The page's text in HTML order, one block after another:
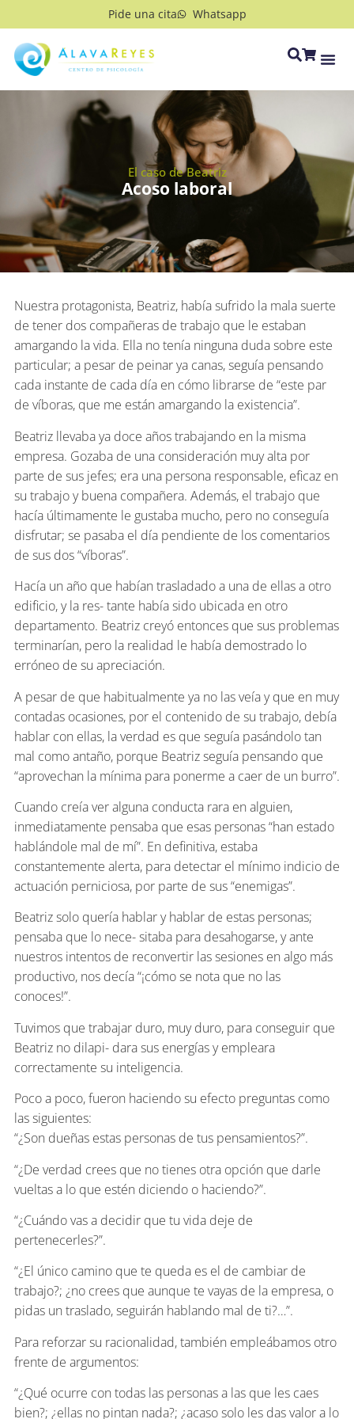
Pide una cita Whatsapp
El caso de Beatriz
Acoso laboral
Nuestra protagonista, Beatriz, había sufrido la mala suerte
de tener dos compañeras de trabajo que le estaban
amargando la vida. Ella no tenía ninguna duda sobre este
particular; a pesar de peinar ya canas, seguía pensando
cada instante de cada día en cómo librarse de “este par
de víboras, que me están amargando la existencia”.
Beatriz llevaba ya doce años trabajando en la misma
empresa. Gozaba de una consideración muy alta por
parte de sus jefes; era una persona responsable, eficaz en
su trabajo y buena compañera. Además, el trabajo que
hacía últimamente le gustaba mucho, pero no conseguía
disfrutar; se pasaba el día pendiente de los comentarios
de sus dos “víboras”.
Hacía un año que habían trasladado a una de ellas a otro
edificio, y la res- tante había sido ubicada en otro
departamento. Beatriz creyó entonces que sus problemas
terminarían, pero la realidad le había demostrado lo
erróneo de su apreciación.
A pesar de que habitualmente ya no las veía y que en muy
contadas ocasiones, por el contenido de su trabajo, debía
hablar con ellas, la verdad es que seguía pasándolo tan
mal como antaño, porque Beatriz seguía pensando que
“aprovechan la mínima para ponerme a caer de un burro”.
Cuando creía ver alguna conducta rara en alguien,
inmediatamente pensaba que esas personas “han estado
hablándole mal de mí”. En definitiva, estaba
constantemente alerta, para detectar el mínimo indicio de
actuación perniciosa, por parte de sus “enemigas”.
Beatriz solo quería hablar y hablar de estas personas;
pensaba que lo nece- sitaba para desahogarse, y ante
nuestros intentos de reconvertir las sesiones en algo más
productivo, nos decía “¡cómo se nota que no las
conoces!”.
Tuvimos que trabajar duro, muy duro, para conseguir que
Beatriz no dilapi- dara sus energías y empleara
correctamente su inteligencia.
Poco a poco, fueron haciendo su efecto preguntas como
las siguientes:
“¿Son dueñas estas personas de tus pensamientos?”.
“¿De verdad crees que no tienes otra opción que darle
vueltas a lo que estén diciendo o haciendo?”.
“¿Cuándo vas a decidir que tu vida deje de
pertenecerles?”.
“¿El único camino que te queda es el de cambiar de
trabajo?; ¿no crees que aunque te vayas de la empresa, o
pidas un traslado, seguirán hablando mal de ti?…”.
Para reforzar su racionalidad, también empleábamos otro
frente de argumentos:
“¿Qué ocurre con todas las personas a las que les caes
bien?; ¿ellas no pintan nada?; ¿acaso solo les das valor a lo